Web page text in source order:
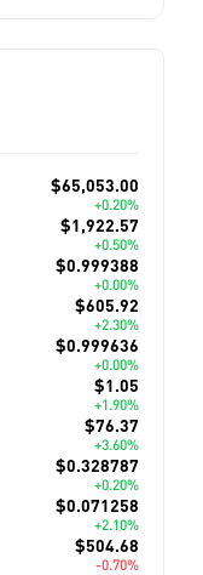
$65,053.00
+0.20%
$1,922.57
+0.50%
$0.999388
+0.00%
$605.92
+2.30%
$0.999636
+0.00%
$1.05
+1.90%
$76.37
+3.60%
$0.328787
+0.20%
$0.071258
+2.10%
$504.68
-0.70%